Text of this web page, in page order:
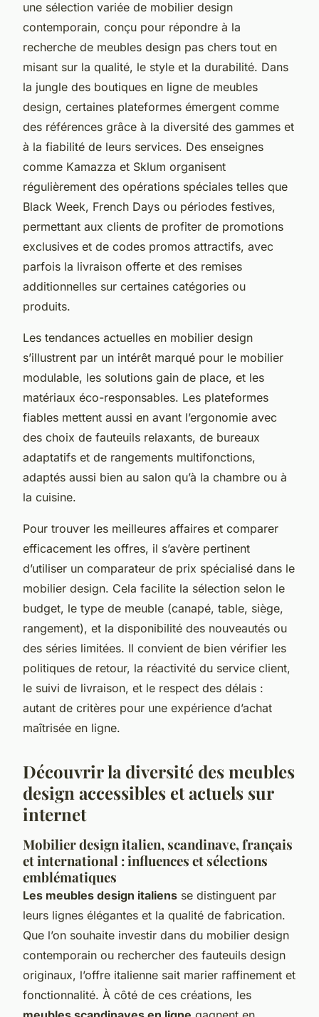
une sélection variée de mobilier design
contemporain, conçu pour répondre à la
recherche de meubles design pas chers tout en
misant sur la qualité, le style et la durabilité. Dans
la jungle des boutiques en ligne de meubles
design, certaines plateformes émergent comme
des références grâce à la diversité des gammes et
à la fiabilité de leurs services. Des enseignes
comme Kamazza et Sklum organisent
régulièrement des opérations spéciales telles que
Black Week, French Days ou périodes festives,
permettant aux clients de profiter de promotions
exclusives et de codes promos attractifs, avec
parfois la livraison offerte et des remises
additionnelles sur certaines catégories ou
produits.
Les tendances actuelles en mobilier design
s’illustrent par un intérêt marqué pour le mobilier
modulable, les solutions gain de place, et les
matériaux éco-responsables. Les plateformes
fiables mettent aussi en avant l’ergonomie avec
des choix de fauteuils relaxants, de bureaux
adaptatifs et de rangements multifonctions,
adaptés aussi bien au salon qu’à la chambre ou à
la cuisine.
Pour trouver les meilleures affaires et comparer
efficacement les offres, il s’avère pertinent
d’utiliser un comparateur de prix spécialisé dans le
mobilier design. Cela facilite la sélection selon le
budget, le type de meuble (canapé, table, siège,
rangement), et la disponibilité des nouveautés ou
des séries limitées. Il convient de bien vérifier les
politiques de retour, la réactivité du service client,
le suivi de livraison, et le respect des délais :
autant de critères pour une expérience d’achat
maîtrisée en ligne.
Découvrir la diversité des meubles
design accessibles et actuels sur
internet
Mobilier design italien, scandinave, français
et international : influences et sélections
emblématiques
Les meubles design italiens se distinguent par
leurs lignes élégantes et la qualité de fabrication.
Que l’on souhaite investir dans du mobilier design
contemporain ou rechercher des fauteuils design
originaux, l’offre italienne sait marier raffinement et
fonctionnalité. À côté de ces créations, les